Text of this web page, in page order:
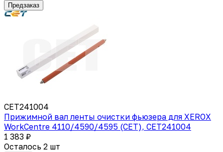
Предзаказ
CET241004
Прижимной вал ленты очистки фьюзера для XEROX
WorkCentre 4110/4590/4595 (CET), CET241004
1 383 ₽
Осталось 2 шт